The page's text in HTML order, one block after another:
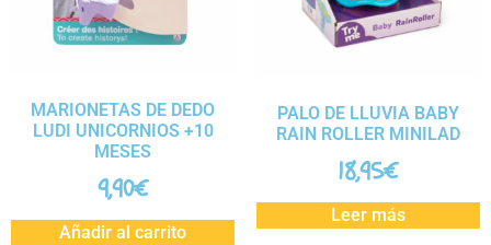
MARIONETAS DE DEDO
LUDI UNICORNIOS +10
MESES
9,90€
Añadir al carrito
PALO DE LLUVIA BABY
RAIN ROLLER MINILAD
18,95€
Leer más